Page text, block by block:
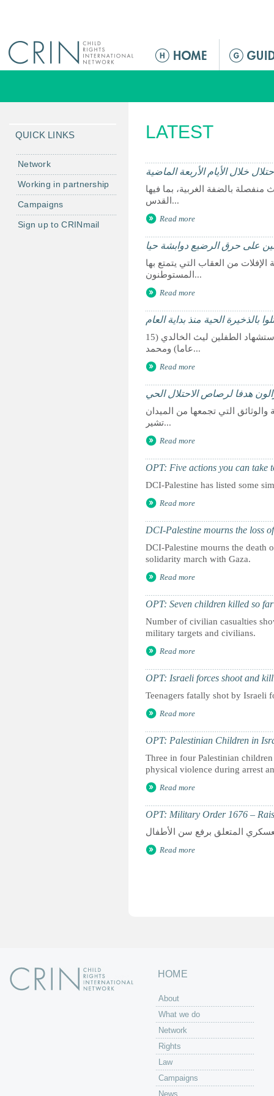
M
n
e
u
LATEST
خلال الأيام الأربعة الماضية
في حوادث منفصلة بالضفة الغربية، بما فيها
القدس...
Read more
على حرق الرضيع دوابشة حيا
الإفلات من العقاب التي يتمتع بها
المستوطنون...
Read more
بالذخيرة الحية منذ بداية العام
رام الله 3 آب 2015 - قالت الحركة العالمية للدفاع عن الأطفال – فلسطين، إنه باستشهاد الطفلين ليث الخالدي (15
عاما) ومحمد...
Read more
هدفا لرصاص الاحتلال الحي
والوثائق التي تجمعها من الميدان
تشير...
Read more
OPT: Five actions you can take
DCI-Palestine has listed some
Read more
DCI-Palestine mourns the loss
DCI-Palestine mourns the
solidarity march with Gaza.
Read more
OPT: Seven children killed so
Number of civilian casualties
military targets and civilians.
Read more
OPT: Israeli forces shoot and
Teenagers fatally shot by Israeli
Read more
OPT: Palestinian Children in
Three in four Palestinian
physical violence during arrest
Read more
OPT: Military Order 1676 –
Read more
QUICK LINKS
Network
Working in partnership
Campaigns
Sign up to CRINmail
HOME
About
What we do
Network
Rights
Law
Campaigns
News